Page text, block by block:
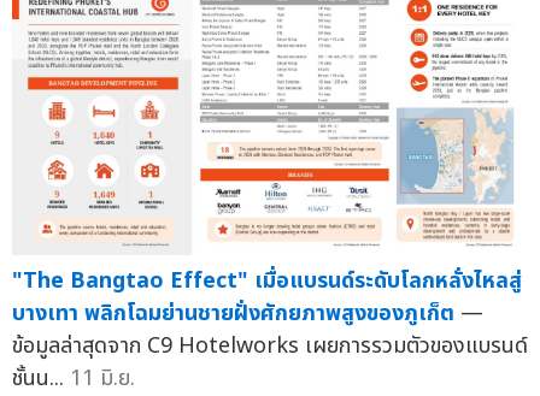
"The Bangtao Effect" เมื่อแบรนด์ระดับโลกหลั่งไหลสู่
บางเทา พลิกโฉมย่านชายฝั่งศักยภาพสูงของภูเก็ต —
ข้อมูลล่าสุดจาก C9 Hotelworks เผยการรวมตัวของแบรนด์
ชั้นน... 11 มิ.ย.